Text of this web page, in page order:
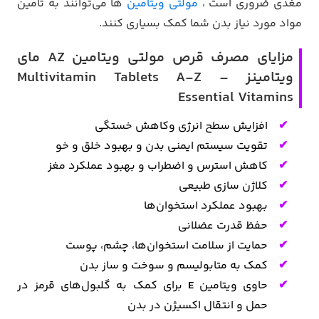
مغذی ضروری است ، مولتی ویتامین ها می‌توانند به تامین
مواد مورد نیاز بدن شما کمک بسیاری کنند.
مزایای مصرف قرص مولتی ویتامین AZ مای
ویتامینز – Multivitamin Tablets A-Z
Essential Vitamins
افزایش سطح انرژی وکاهش خستگی
تقویت سیستم ایمنی بدن و بهبود خلق و خو
کاهش استرس و اضطراب و بهبود عملکرد مغز
کلاژن سازی طبیعی
بهبود عملکرد استخوان‌ها
حفظ قدرت عضلانی
حمایت از سلامت استخوان‌ها، چشم، پوست
کمک به متابولیسم و سوخت و ساز بدن
حاوی ویتامینE برای کمک به گلبول‌های قرمز در
حمل و انتقال اکسیژن در بدن